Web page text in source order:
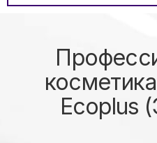
Ecoplus